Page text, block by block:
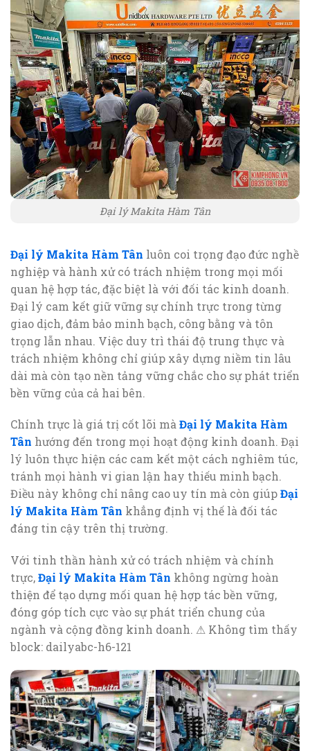
Đại lý Makita Hàm Tân
Đại lý Makita Hàm Tân luôn coi trọng đạo đức nghề
nghiệp và hành xử có trách nhiệm trong mọi mối
quan hệ hợp tác, đặc biệt là với đối tác kinh doanh.
Đại lý cam kết giữ vững sự chính trực trong từng
giao dịch, đảm bảo minh bạch, công bằng và tôn
trọng lẫn nhau. Việc duy trì thái độ trung thực và
trách nhiệm không chỉ giúp xây dựng niềm tin lâu
dài mà còn tạo nền tảng vững chắc cho sự phát triển
bền vững của cả hai bên.
Chính trực là giá trị cốt lõi màĐại lý Makita Hàm
Tân hướng đến trong mọi hoạt động kinh doanh. Đại
lý luôn thực hiện các cam kết một cách nghiêm túc,
tránh mọi hành vi gian lận hay thiếu minh bạch.
Điều này không chỉ nâng cao uy tín mà còn giúpĐại
lý Makita Hàm Tân khẳng định vị thế là đối tác
đáng tin cậy trên thị trường.
Với tinh thần hành xử có trách nhiệm và chính
trực,Đại lý Makita Hàm Tân không ngừng hoàn
thiện để tạo dựng mối quan hệ hợp tác bền vững,
đóng góp tích cực vào sự phát triển chung của
ngành và cộng đồng kinh doanh. ⚠ Không tìm thấy
block: dailyabc-h6-121